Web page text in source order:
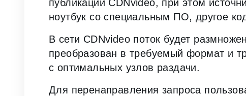
публикации CDNvideo, при этом
ноутбук со специальным ПО, другое
В сети CDNvideo поток будет
преобразован в требуемый формат и
с оптимальных узлов раздачи.
Для перенаправления запроса